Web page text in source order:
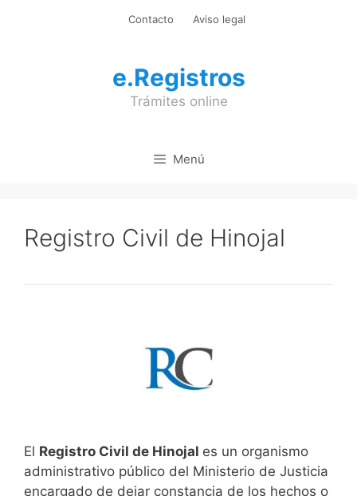
Contacto Aviso legal
e.Registros
Trámites online
Menú
Registro Civil de Hinojal
El Registro Civil de Hinojal es un organismo
administrativo público del Ministerio de Justicia
encargado de dejar constancia de los hechos o